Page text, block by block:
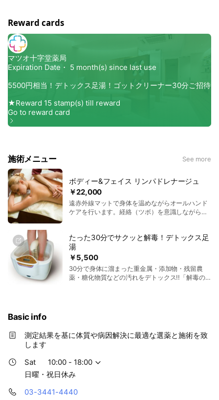
Reward cards
施術メニュー See more
￥22,000
ボディー&フェイス リンパドレナージュ
遠赤外線マットで身体を温めながらオールハンド
ケアを行います。経絡（ツボ）を意識しながら解
をうながします。 細胞を活性化をする特別な空間
で行うことで、心身ともにリラックスした極上の
お時間をお約束いたします。
￥5,500
たった30分でサクッと解毒！デトックス足
湯
30分で身体に溜まった重金属・添加物・残留農
薬・糖化物質などの汚れをデトックス!!「解毒の
ドミウムなどの有害重金属が体外に引き寄せら
れ、さらにこれらの排泄物による化学反応により
同時に（高濃度水素水）でもあるのです。そして
高濃度水素水に含まれる”水素”は皮膚を通して体
悪玉活性酸素（フリーラジカル）を取り除いてく
Basic info
測定結果を基に体質や病因解決に最適な選薬と施術を致
します
Sat
10:00 - 18:00
日曜・祝日休み
03-3441-4440